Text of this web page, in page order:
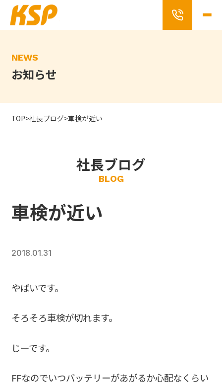
Skip
the
content
NEWS
お知らせ
TOP>社長ブログ>車検が近い
社長ブログ
BLOG
車検が近い
2018.01.31
やばいです。
そろそろ車検が切れます。
じーです。
FFなのでいつバッテリーがあがるか心配なくらい